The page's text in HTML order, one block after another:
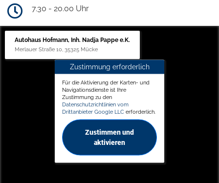
7.30 - 20.00 Uhr
Autohaus Hofmann, Inh. Nadja Pappe e.K.
Merlauer Straße 10, 35325 Mücke
Zustimmung erforderlich
Für die Aktivierung der Karten- und
Navigationsdienste ist Ihre
Zustimmung zu den
Datenschutzrichtlinien vom
Drittanbieter Google LLC erforderlich.
Zustimmen und
aktivieren